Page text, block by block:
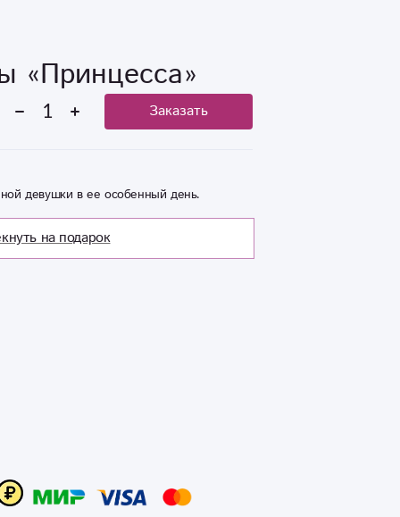
«Принцесса»
Заказать
девушки в ее особенный день.
на подарок